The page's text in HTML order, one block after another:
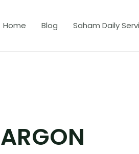
Home Blog Saham Daily
ARGON